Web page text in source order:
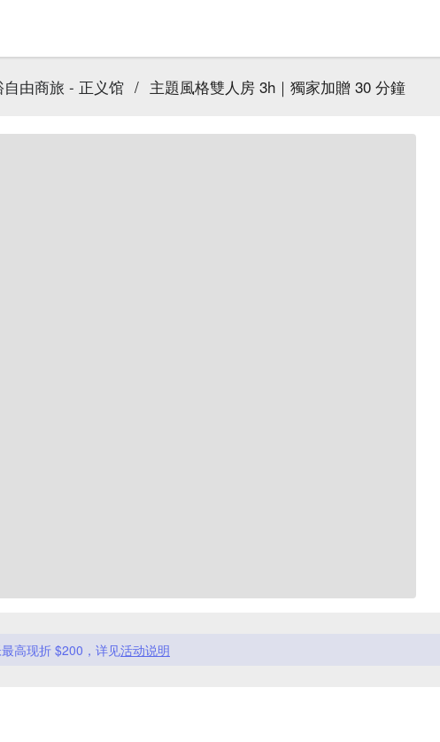
自由商旅 - 正义馆 / 主題風格雙人房 3h｜獨家加贈 30 分鐘
高现折 $200，详见活动说明